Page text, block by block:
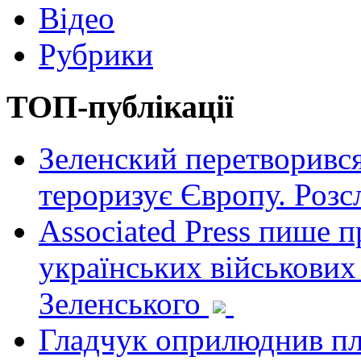
Відео
Рубрики
ТОП-публікації
Зеленский
тероризує Європу.
Associated Press пише
українських
Зеленського
Гладчук оприлюднив